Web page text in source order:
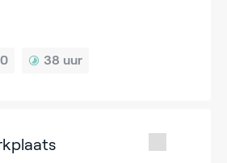
38 uur